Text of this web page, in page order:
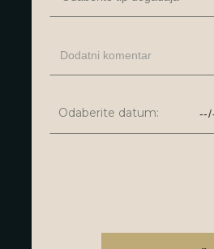
Odaberite datum: